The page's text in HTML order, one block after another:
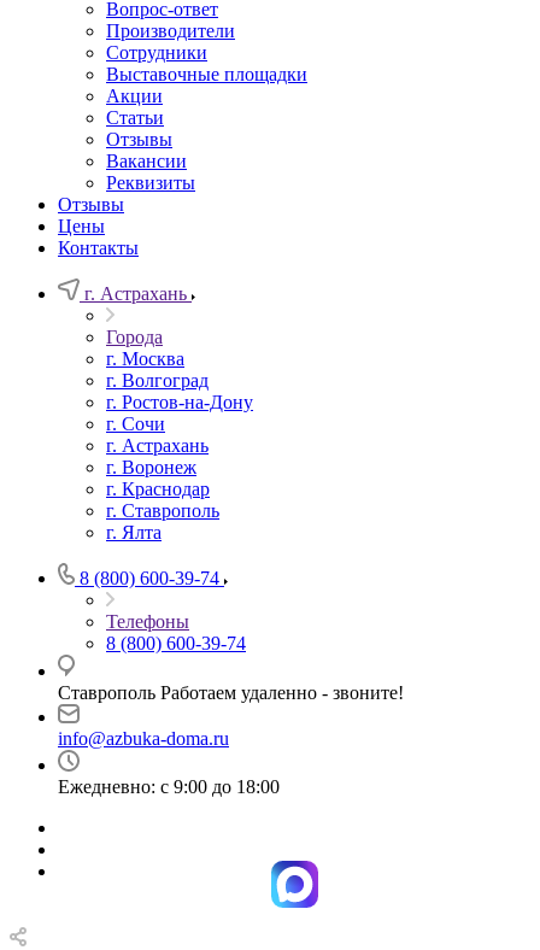
Вопрос-ответ
Производители
Сотрудники
Выставочные площадки
Акции
Статьи
Отзывы
Вакансии
Реквизиты
Отзывы
Цены
Контакты
г. Астрахань
Города
г. Москва
г. Волгоград
г. Ростов-на-Дону
г. Сочи
г. Астрахань
г. Воронеж
г. Краснодар
г. Ставрополь
г. Ялта
8 (800) 600-39-74
Телефоны
8 (800) 600-39-74
Ставрополь Работаем удаленно - звоните!
info@azbuka-doma.ru
Ежедневно: с 9:00 до 18:00